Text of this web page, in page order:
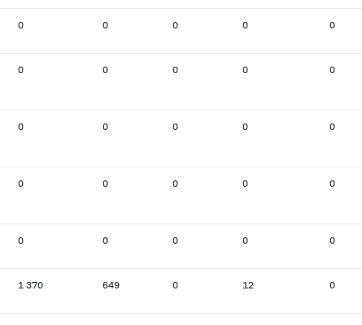
0 0 0 0 0
0 0 0 0 0
0 0 0 0 0
0 0 0 0 0
0 0 0 0 0
1 370 649 0 12 0